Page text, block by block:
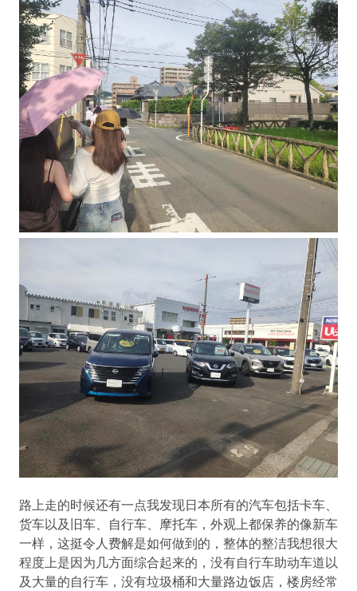
路上走的时候还有一点我发现日本所有的汽车包括卡车、
货车以及旧车、自行车、摩托车，外观上都保养的像新车
一样，这挺令人费解是如何做到的，整体的整洁我想很大
程度上是因为几方面综合起来的，没有自行车助动车道以
及大量的自行车，没有垃圾桶和大量路边饭店，楼房经常